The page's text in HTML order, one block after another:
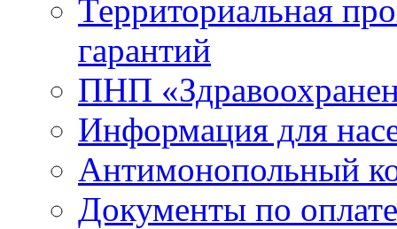
Территориальная
гарантий
ПНП
Информация для
Антимонопольный
Документы по